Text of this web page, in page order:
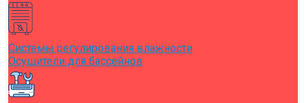
Системы регулирования влажности
Осушители для бассейнов